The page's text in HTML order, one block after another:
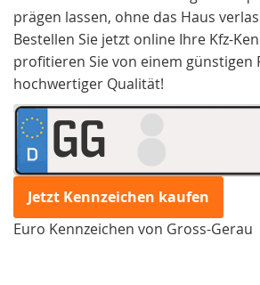
prägen lassen, ohne das Haus
Bestellen Sie jetzt online Ihre Kfz-
profitieren Sie von einem günstigen
hochwertiger Qualität!
GG
Jetzt Kennzeichen kaufen
Euro Kennzeichen von Gross-Gerau